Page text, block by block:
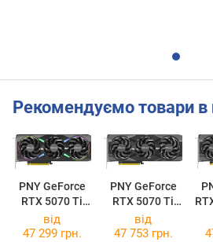
Рекомендуємо товари в
PNY GeForce
RTX 5070 Ti
ARGB EPIC-X
RGB OC Triple
PNY GeForce
RTX 5070 Ti
Triple Fan
від
47 299 грн.
від
47 753 грн.